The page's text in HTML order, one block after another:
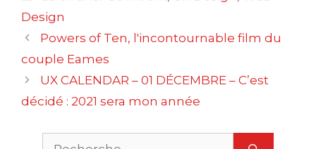
Design
Navigation
Powers of Ten, l'incontournable film du
couple Eames
UX CALENDAR – 01 DÉCEMBRE – C’est
décidé : 2021 sera mon année
Rechercher :